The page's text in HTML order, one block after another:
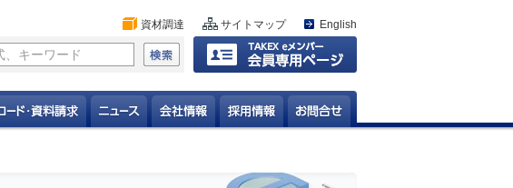
資材調達 サイトマップ English